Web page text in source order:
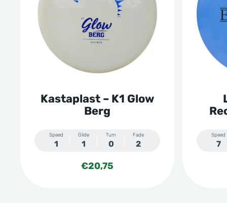
Kastaplast – K1 Glow
Berg
Speed
1
Glide
1
Turn
0
Fade
2
€20,75
meerdere
variaties.
Deze
optie
worden
Speed
7
Deze
optie
worden